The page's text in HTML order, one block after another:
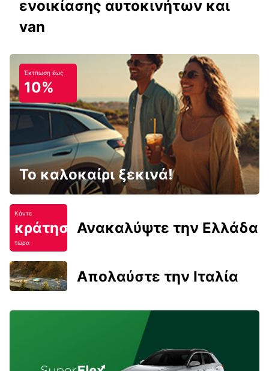
ενοικίασης αυτοκινήτων και
van
Έκτπωση έως
10%
Το καλοκαίρι ξεκινά!
Κάντε
κράτηση
τώρα
Ανακαλύψτε την Ελλάδα
Απολαύστε την Ιταλία